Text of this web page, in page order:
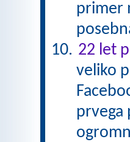
primer
22 let
veliko
prvega